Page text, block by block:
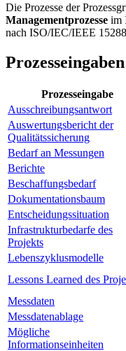
Die Prozesse der
Managementprozesse im
nach ISO/IEC/IEEE
Prozesseingaben
Prozesseingabe
Ausschreibungsantwort
Auswertungsbericht der
Qualitätssicherung
Bedarf an Messungen
Berichte
Beschaffungsbedarf
Dokumentationsbaum
Entscheidungssituation
Infrastrukturbedarfe des
Projekts
Lebenszyklusmodelle
Lessons Learned des
Messdaten
Messdatenablage
Mögliche
Informationseinheiten